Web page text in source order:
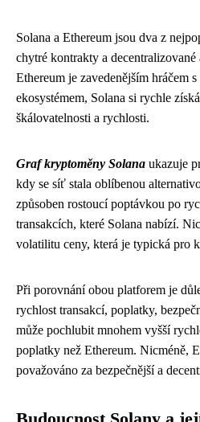
Solana a Ethereum jsou dva z
chytré kontrakty a
Ethereum je zavedenějším hráčem
ekosystémem, Solana si rychle
škálovatelnosti a rychlosti.
Graf kryptoměny Solana ukazuje
kdy se síť stala oblíbenou
způsoben rostoucí poptávkou po
transakcích, které Solana nabízí.
volatilitu ceny, která je typická pro
Při porovnání obou platforem je
rychlost transakcí, poplatky,
může pochlubit mnohem vyšší
poplatky než Ethereum. Nicméně,
považováno za bezpečnější a